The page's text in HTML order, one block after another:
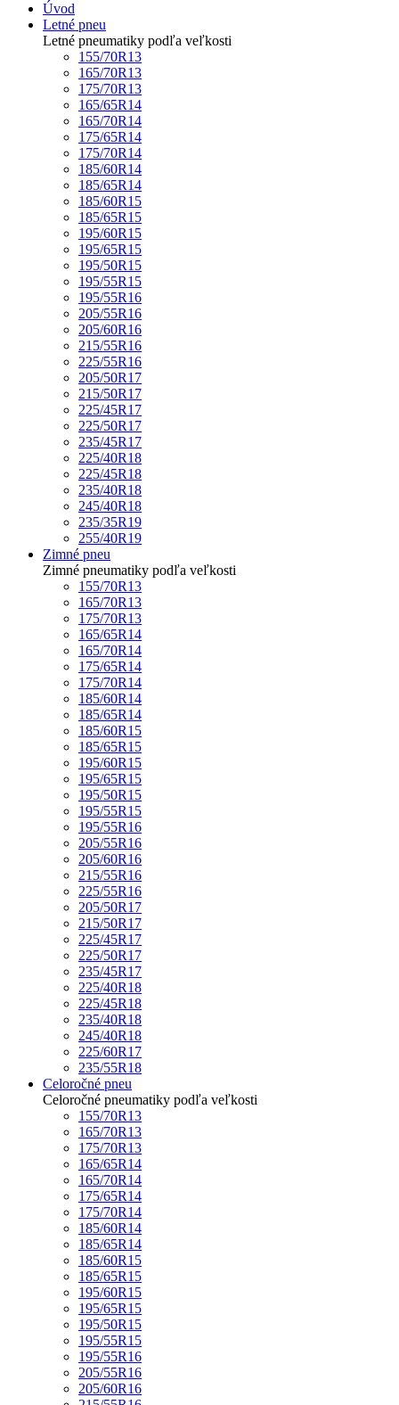
Úvod
Letné pneu
Letné pneumatiky podľa veľkosti
155/70R13
165/70R13
175/70R13
165/65R14
165/70R14
175/65R14
175/70R14
185/60R14
185/65R14
185/60R15
185/65R15
195/60R15
195/65R15
195/50R15
195/55R15
195/55R16
205/55R16
205/60R16
215/55R16
225/55R16
205/50R17
215/50R17
225/45R17
225/50R17
235/45R17
225/40R18
225/45R18
235/40R18
245/40R18
235/35R19
255/40R19
Zimné pneu
Zimné pneumatiky podľa veľkosti
155/70R13
165/70R13
175/70R13
165/65R14
165/70R14
175/65R14
175/70R14
185/60R14
185/65R14
185/60R15
185/65R15
195/60R15
195/65R15
195/50R15
195/55R15
195/55R16
205/55R16
205/60R16
215/55R16
225/55R16
205/50R17
215/50R17
225/45R17
225/50R17
235/45R17
225/40R18
225/45R18
235/40R18
245/40R18
225/60R17
235/55R18
Celoročné pneu
Celoročné pneumatiky podľa veľkosti
155/70R13
165/70R13
175/70R13
165/65R14
165/70R14
175/65R14
175/70R14
185/60R14
185/65R14
185/60R15
185/65R15
195/60R15
195/65R15
195/50R15
195/55R15
195/55R16
205/55R16
205/60R16